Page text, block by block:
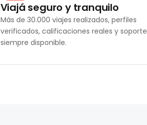
Viajá seguro y tranquilo
Más de 30.000 viajes realizados, perfiles
verificados, calificaciones reales y soporte
siempre disponible.